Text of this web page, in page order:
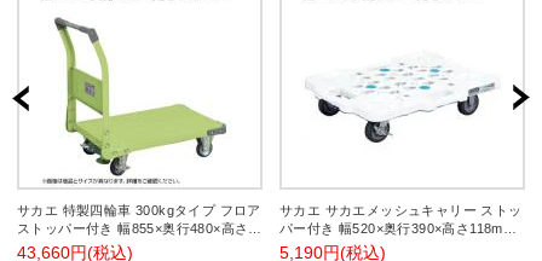
サカエ 特製四輪車 300kgタイプ フロア
ストッパー付き 幅855×奥行480×高さ
855mm TAN-22F
43,660円(税込)
サカエ サカエメッシュキャリー ストッ
パー付き 幅520×奥行390×高さ118mm
SCR-M400EKWS
5,190円(税込)